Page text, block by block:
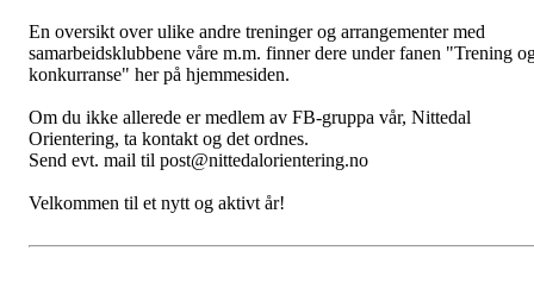
En oversikt over ulike andre treninger og arrangementer med
samarbeidsklubbene våre m.m. finner dere under fanen "Trening
konkurranse" her på hjemmesiden.
Om du ikke allerede er medlem av FB-gruppa vår, Nittedal
Orientering, ta kontakt og det ordnes.
Send evt. mail til post@nittedalorientering.no
Velkommen til et nytt og aktivt år!